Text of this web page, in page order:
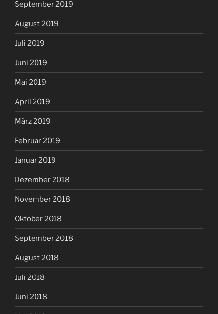
September 2019
August 2019
Juli 2019
Juni 2019
Mai 2019
April 2019
März 2019
Februar 2019
Januar 2019
Dezember 2018
November 2018
Oktober 2018
September 2018
August 2018
Juli 2018
Juni 2018